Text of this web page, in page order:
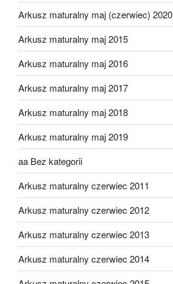
Arkusz maturalny maj (czerwiec) 2020
Arkusz maturalny maj 2015
Arkusz maturalny maj 2016
Arkusz maturalny maj 2017
Arkusz maturalny maj 2018
Arkusz maturalny maj 2019
aa Bez kategorii
Arkusz maturalny czerwiec 2011
Arkusz maturalny czerwiec 2012
Arkusz maturalny czerwiec 2013
Arkusz maturalny czerwiec 2014